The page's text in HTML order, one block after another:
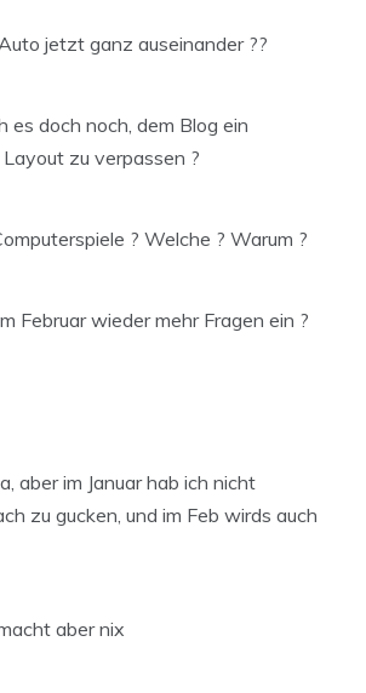
jetzt ganz auseinander ??
es doch noch, dem Blog ein
zu verpassen ?
? Welche ? Warum ?
Februar wieder mehr Fragen ein ?
aber im Januar hab ich nicht
zu gucken, und im Feb wirds auch
aber nix